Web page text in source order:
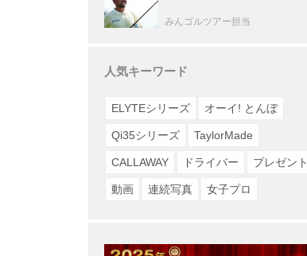
ー】
みんゴルツアー担当
人気キーワード
ELYTEシリーズ オーイ! とんぼ
Qi35シリーズ TaylorMade
CALLAWAY ドライバー プレゼント
動画 連続写真 女子プロ